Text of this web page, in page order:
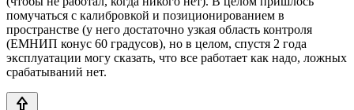
помучаться с калибровкой и позиционированием в
пространстве (у него достаточно узкая область контроля
(ЕМНИП конус 60 градусов), но в целом, спустя 2 года
эксплуатации могу сказать, что все работает как надо, ложных
срабатываний нет.